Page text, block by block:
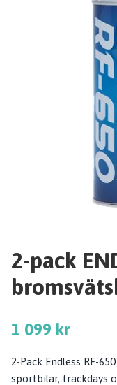
2-pack
1 099 kr
2-Pack Endless RF-
sportbilar, trackdays